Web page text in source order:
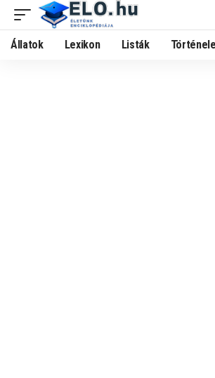
Állatok Lexikon Listák